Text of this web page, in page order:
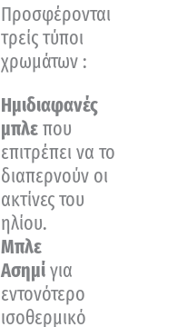
Προσφέρονται
τρείς τύποι
χρωμάτων :
Ημιδιαφανές
μπλεπου
επιτρέπει να το
διαπερνούν οι
ακτίνες του
ηλίου.
Μπλε
Ασημίγια
εντονότερο
ισοθερμικό